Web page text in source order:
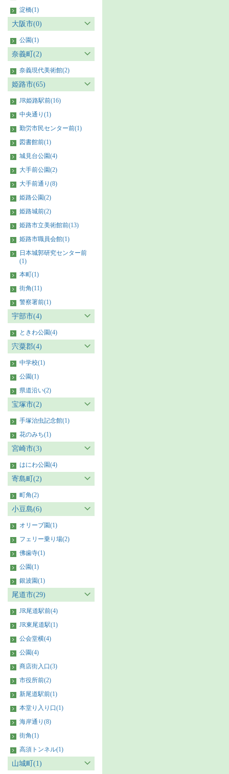
淀橋(1)
大阪市(0)
公園(1)
奈義町(2)
奈義現代美術館(2)
姫路市(65)
JR姫路駅前(16)
中央通り(1)
勤労市民センター前(1)
図書館前(1)
城見台公園(4)
大手前公園(2)
大手前通り(8)
姫路公園(2)
姫路城前(2)
姫路市立美術館前(13)
姫路市職員会館(1)
日本城郭研究センター前
(1)
本町(1)
街角(11)
警察署前(1)
宇部市(4)
ときわ公園(4)
宍粟郡(4)
中学校(1)
公園(1)
県道沿い(2)
宝塚市(2)
手塚治虫記念館(1)
花のみち(1)
宮崎市(3)
はにわ公園(4)
寄島町(2)
町角(2)
小豆島(6)
オリーブ園(1)
フェリー乗り場(2)
佛歯寺(1)
公園(1)
銀波園(1)
尾道市(29)
JR尾道駅前(4)
JR東尾道駅(1)
公会堂横(4)
公園(4)
商店街入口(3)
市役所前(2)
新尾道駅前(1)
本堂り入り口(1)
海岸通り(8)
街角(1)
高須トンネル(1)
山城町(1)